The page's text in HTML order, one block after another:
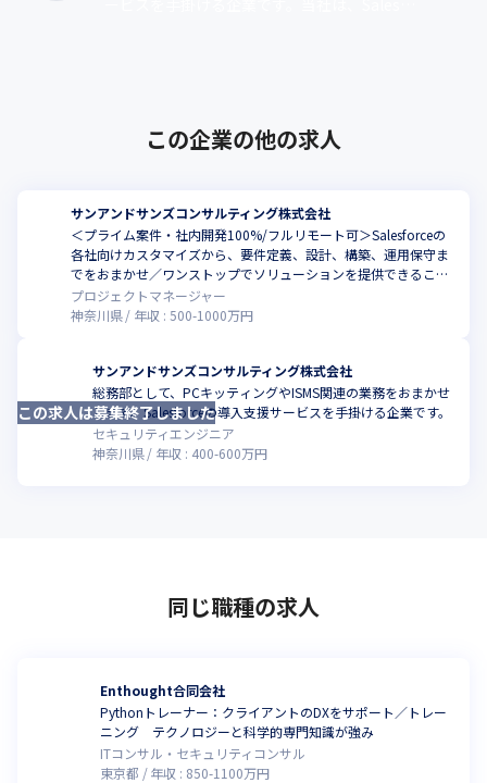
この企業の他の求人
サンアンドサンズコンサルティング株式会社
＜プライム案件・社内開発100%/フルリモート可＞Salesforceの
各社向けカスタマイズから、要件定義、設計、構築、運用保守ま
でをおまかせ／ワンストップでソリューションを提供できること
が強み
プロジェクトマネージャー
神奈川県
年収 : 500-1000万円
サンアンドサンズコンサルティング株式会社
総務部として、PCキッティングやISMS関連の業務をおまかせ
します。Salesforceの導入支援サービスを手掛ける企業です。
セキュリティエンジニア
神奈川県
年収 : 400-600万円
この求人は募集終了しました
同じ職種の求人
Enthought合同会社
Pythonトレーナー：クライアントのDXをサポート／トレー
ニング テクノロジーと科学的専門知識が強み
ITコンサル・セキュリティコンサル
東京都
年収 : 850-1100万円